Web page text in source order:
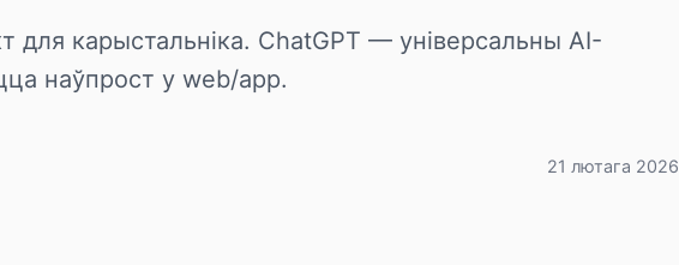
для карыстальніка. ChatGPT — універсальны AI-
наўпрост у web/app.
21 лютага 2026